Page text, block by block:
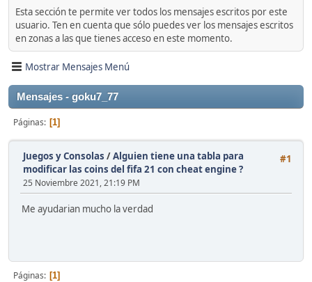
Esta sección te permite ver todos los mensajes escritos por este
usuario. Ten en cuenta que sólo puedes ver los mensajes escritos
en zonas a las que tienes acceso en este momento.
Mostrar Mensajes Menú
Mensajes - goku7_77
Páginas 1
#1
Juegos y Consolas /Alguien tiene una tabla para
modificar las coins del fifa 21 con cheat engine ?
25 Noviembre 2021, 21:19 PM
Me ayudarian mucho la verdad
Páginas 1